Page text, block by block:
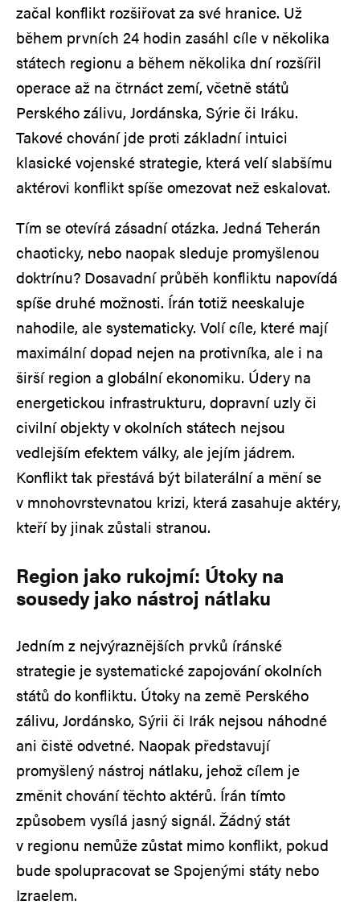
začal konflikt rozšiřovat za své hranice. Už
během prvních 24 hodin zasáhl cíle v několika
státech regionu a během několika dní rozšířil
operace až na čtrnáct zemí, včetně států
Perského zálivu, Jordánska, Sýrie či Iráku.
Takové chování jde proti základní intuici
klasické vojenské strategie, která velí slabšímu
aktérovi konflikt spíše omezovat než eskalovat.
Tím se otevírá zásadní otázka. Jedná Teherán
chaoticky, nebo naopak sleduje promyšlenou
doktrínu? Dosavadní průběh konfliktu napovídá
spíše druhé možnosti. Írán totiž neeskaluje
nahodile, ale systematicky. Volí cíle, které mají
maximální dopad nejen na protivníka, ale i na
širší region a globální ekonomiku. Údery na
energetickou infrastrukturu, dopravní uzly či
civilní objekty v okolních státech nejsou
vedlejším efektem války, ale jejím jádrem.
Konflikt tak přestává být bilaterální a mění se
v mnohovrstevnatou krizi, která zasahuje aktéry,
kteří by jinak zůstali stranou.
Region jako rukojmí: Útoky na
sousedy jako nástroj nátlaku
Jedním z nejvýraznějších prvků íránské
strategie je systematické zapojování okolních
států do konfliktu. Útoky na země Perského
zálivu, Jordánsko, Sýrii či Irák nejsou náhodné
ani čistě odvetné. Naopak představují
promyšlený nástroj nátlaku, jehož cílem je
změnit chování těchto aktérů. Írán tímto
způsobem vysílá jasný signál. Žádný stát
v regionu nemůže zůstat mimo konflikt, pokud
bude spolupracovat se Spojenými státy nebo
Izraelem.